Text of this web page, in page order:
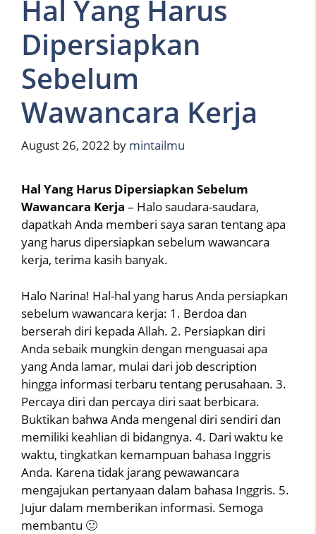
Hal Yang Harus
Dipersiapkan
Sebelum
Wawancara Kerja
August 26, 2022 by mintailmu
Hal Yang Harus Dipersiapkan Sebelum
Wawancara Kerja – Halo saudara-saudara,
dapatkah Anda memberi saya saran tentang apa
yang harus dipersiapkan sebelum wawancara
kerja, terima kasih banyak.
Halo Narina! Hal-hal yang harus Anda persiapkan
sebelum wawancara kerja: 1. Berdoa dan
berserah diri kepada Allah. 2. Persiapkan diri
Anda sebaik mungkin dengan menguasai apa
yang Anda lamar, mulai dari job description
hingga informasi terbaru tentang perusahaan. 3.
Percaya diri dan percaya diri saat berbicara.
Buktikan bahwa Anda mengenal diri sendiri dan
memiliki keahlian di bidangnya. 4. Dari waktu ke
waktu, tingkatkan kemampuan bahasa Inggris
Anda. Karena tidak jarang pewawancara
mengajukan pertanyaan dalam bahasa Inggris. 5.
Jujur dalam memberikan informasi. Semoga
membantu 🙂